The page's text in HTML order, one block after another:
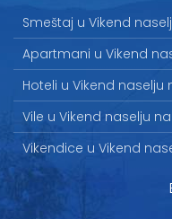
Smeštaj u Vikend
Apartmani u Vikend
Hoteli u Vikend naselju
Vile u Vikend naselju
Vikendice u Vikend